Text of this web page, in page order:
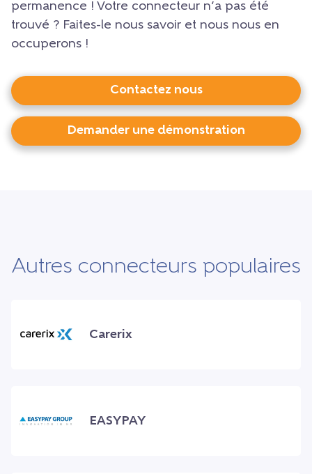
permanence ! Votre connecteur n’a pas été
trouvé ? Faites-le nous savoir et nous nous en
occuperons !
Contactez nous
Demander une démonstration
Autres connecteurs populaires
Carerix
EASYPAY